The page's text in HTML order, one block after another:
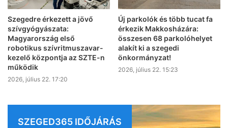
Szegedre érkezett a jövő
szívgyógyászata:
Magyarország első
robotikus szívritmuszavar-
kezelő központja az SZTE-n
működik
2026, július 22. 17:20
Új parkolók és több tucat fa
érkezik Makkosházára:
összesen 68 parkolóhelyet
alakít ki a szegedi
önkormányzat!
2026, július 22. 15:23
SZEGED365 IDŐJÁRÁS